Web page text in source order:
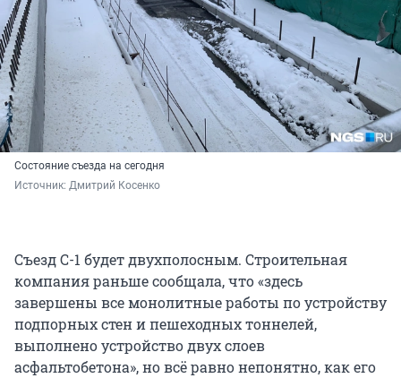
Состояние съезда на сегодня
Источник: Дмитрий Косенко
Съезд С-1 будет двухполосным. Строительная
компания раньше сообщала, что «здесь
завершены все монолитные работы по устройству
подпорных стен и пешеходных тоннелей,
выполнено устройство двух слоев
асфальтобетона», но всё равно непонятно, как его